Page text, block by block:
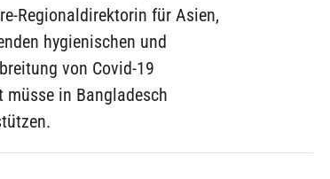
Regionaldirektorin für Asien,
hygienischen und
von Covid-19
in Bangladesch